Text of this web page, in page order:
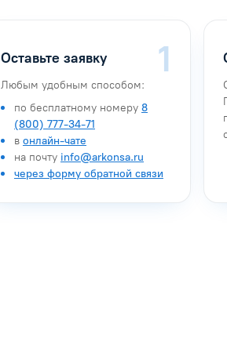
Оставьте заявку
Любым удобным способом:
по бесплатному номеру 8
(800) 777-34-71
в онлайн-чате
на почту info@arkonsa.ru
через форму обратной связи